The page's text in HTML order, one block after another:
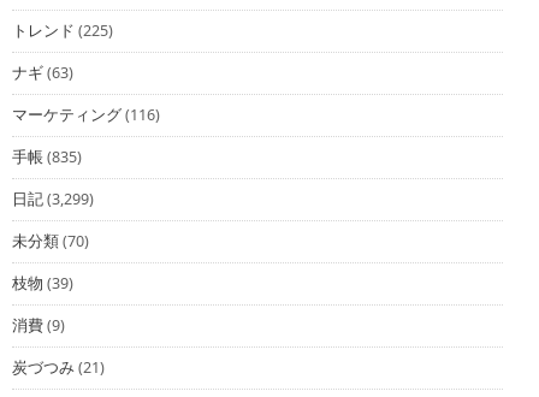
トレンド (225)
ナギ(63)
マーケティング(116)
手帳(835)
日記(3,299)
未分類(70)
枝物 (39)
消費(9)
炭づつみ(21)